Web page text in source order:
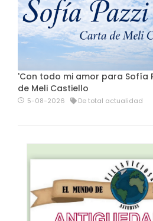
'Con todo mi amor para Sofía
de Meli Castiello
5-08-2026 De total actualidad